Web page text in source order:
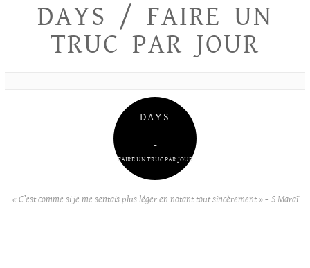
DAYS / FAIRE UN
TRUC PAR JOUR
DAYS
–
FAIRE UN TRUC PAR JOUR
« C’est comme si je me sentais plus léger en notant tout sincèrement » – S Maraï